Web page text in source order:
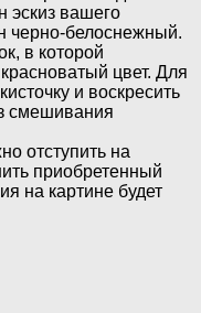
эскиз вашего
черно-белоснежный.
в которой
цвет. Для
и воскресить
смешивания
отступить на
приобретенный
на картине будет